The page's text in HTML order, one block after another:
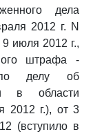
дела
2012 г. N
июля 2012 г.,
штрафа -
по делу об
в области
2012 г.), от 3
(вступило в